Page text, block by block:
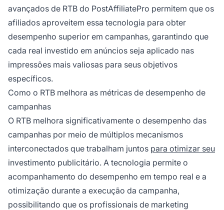
avançados de RTB do PostAffiliatePro permitem que os
afiliados aproveitem essa tecnologia para obter
desempenho superior em campanhas, garantindo que
cada real investido em anúncios seja aplicado nas
impressões mais valiosas para seus objetivos
específicos.
Como o RTB melhora as métricas de desempenho de
campanhas
O RTB melhora significativamente o desempenho das
campanhas por meio de múltiplos mecanismos
interconectados que trabalham juntos para otimizar seu
investimento publicitário. A tecnologia permite o
acompanhamento do desempenho em tempo real e a
otimização durante a execução da campanha,
possibilitando que os profissionais de marketing